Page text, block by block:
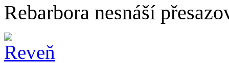
Rebarbora nesnáší